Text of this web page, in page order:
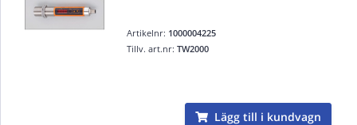
Artikelnr: 1000004225
Tillv. art.nr:TW2000
Lägg till i kundvagn